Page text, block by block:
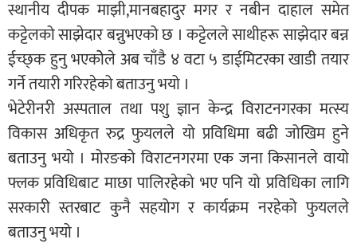
स्थानीय दीपक माझी,मानबहादुर मगर र नबीन दाहाल समेत
कट्टेलको साझेदार बन्नुभएको छ । कट्टेलले साथीहरू साझेदार बन्न
ईच्छ्क हुनु भएकोेले अब चाँडै ४ वटा ५ डाईमिटरका खाडी तयार
गर्ने तयारी गरिरहेको बताउनु भयो ।
भेटेरीनरी अस्पताल तथा पशु ज्ञान केन्द्र विराटनगरका मत्स्य
विकास अधिकृत रुद्र फुयलले यो प्रविधिमा बढी जोखिम हुने
बताउनु भयो । मोरङको विराटनगरमा एक जना किसानले वायो
फ्लक प्रविधिबाट माछा पालिरहेको भए पनि यो प्रविधिका लागि
सरकारी स्तरबाट कुनै सहयोग र कार्यक्रम नरहेको फुयलले
बताउनु भयो ।